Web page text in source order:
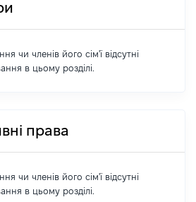
чи членів його сім'ї відсутні
в цьому розділі.
права
чи членів його сім'ї відсутні
в цьому розділі.